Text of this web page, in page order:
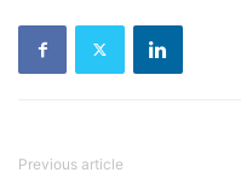
Previous article